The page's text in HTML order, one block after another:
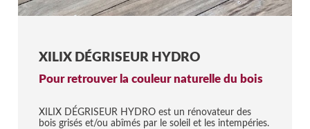
XILIX DÉGRISEUR HYDRO
Pour retrouver la couleur naturelle du bois
XILIX DÉGRISEUR HYDRO est un rénovateur des
bois grisés et/ou abîmés par le soleil et les intempéries.